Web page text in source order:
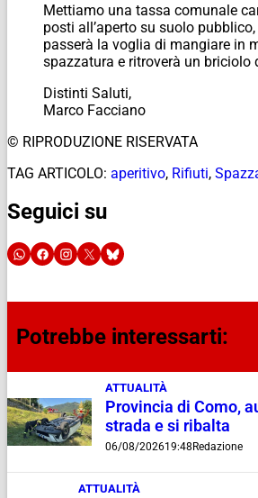
Mettiamo una tassa comunale
posti all’aperto su suolo
passerà la voglia di mangiare in
spazzatura e ritroverà un briciolo
Distinti Saluti,
Marco Facciano
© RIPRODUZIONE RISERVATA
TAG ARTICOLO: aperitivo, Rifiuti,
Seguici su
Potrebbe interessarti:
ATTUALITÀ
Provincia di Como,
strada e si ribalta
06/08/202619:48 Redazione
ATTUALITÀ